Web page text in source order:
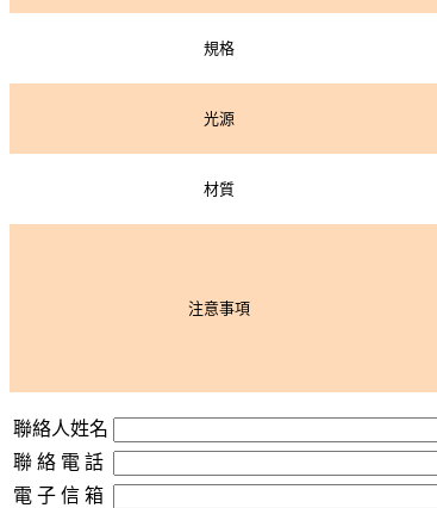
規格
光源
材質
注意事項
聯絡人姓名
聯 絡 電 話
電 子 信 箱